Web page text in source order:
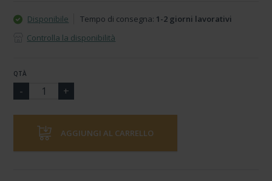
Disponibile Tempo di consegna: 1-2 giorni lavorativi
Controlla la disponibilità
QTÀ
AGGIUNGI AL CARRELLO